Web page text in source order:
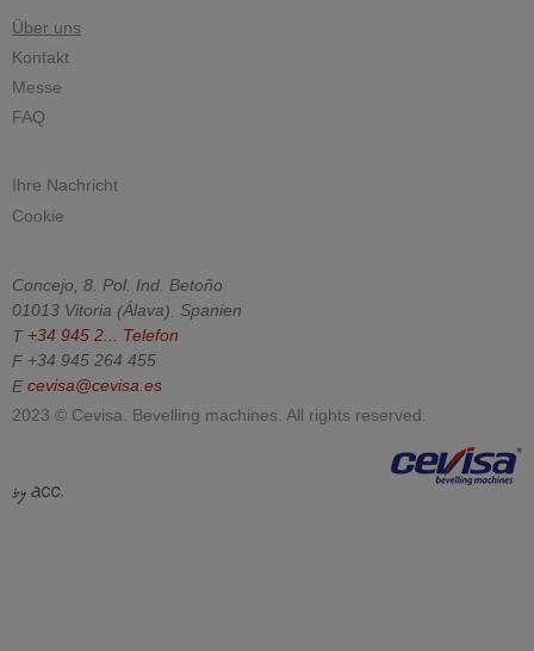
Über uns
Kontakt
Messe
FAQ
Ihre Nachricht
Cookie
Concejo, 8. Pol. Ind. Betoño
01013 Vitoria (Álava). Spanien
T +34 945 2... Telefon
F +34 945 264 455
Ecevisa@cevisa.es
2023 © Cevisa. Bevelling machines. All rights reserved.